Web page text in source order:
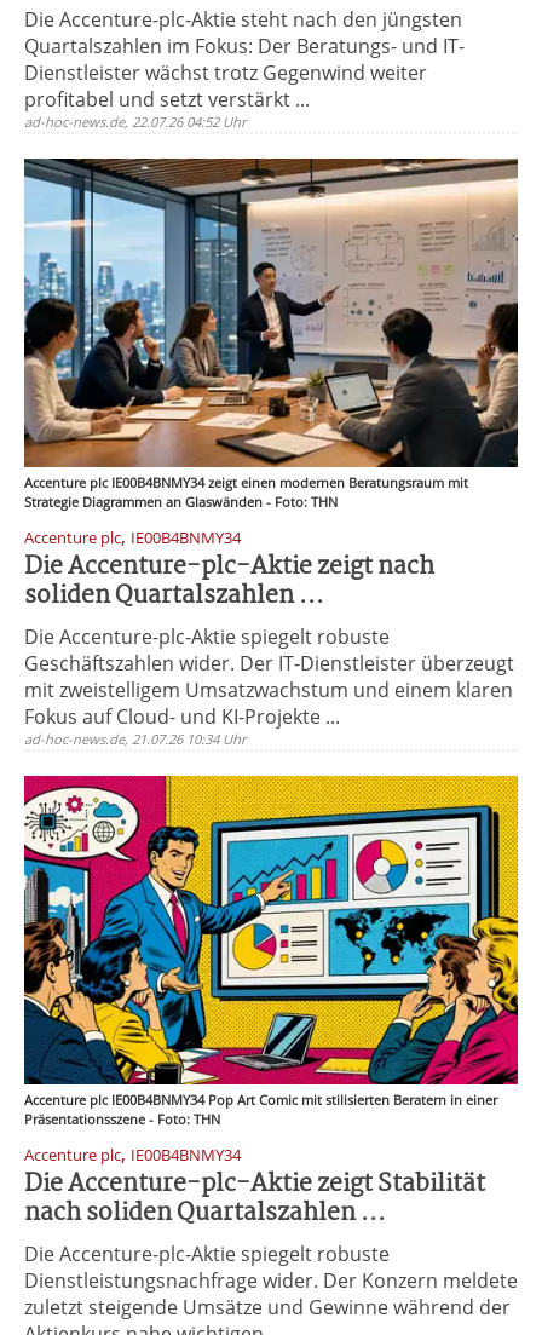
Die Accenture-plc-Aktie steht nach den jüngsten
Quartalszahlen im Fokus: Der Beratungs- und IT-
Dienstleister wächst trotz Gegenwind weiter
profitabel und setzt verstärkt ...
ad-hoc-news.de, 22.07.26 04:52 Uhr
Accenture plc IE00B4BNMY34 zeigt einen modernen Beratungsraum mit
Strategie Diagrammen an Glaswänden - Foto: THN
Accenture plc, IE00B4BNMY34
Die Accenture-plc-Aktie zeigt nach
soliden Quartalszahlen ...
Die Accenture-plc-Aktie spiegelt robuste
Geschäftszahlen wider. Der IT-Dienstleister überzeugt
mit zweistelligem Umsatzwachstum und einem klaren
Fokus auf Cloud- und KI-Projekte ...
ad-hoc-news.de, 21.07.26 10:34 Uhr
Accenture plc IE00B4BNMY34 Pop Art Comic mit stilisierten Beratern in einer
Präsentationsszene - Foto: THN
Accenture plc, IE00B4BNMY34
Die Accenture-plc-Aktie zeigt Stabilität
nach soliden Quartalszahlen ...
Die Accenture-plc-Aktie spiegelt robuste
Dienstleistungsnachfrage wider. Der Konzern meldete
zuletzt steigende Umsätze und Gewinne während der